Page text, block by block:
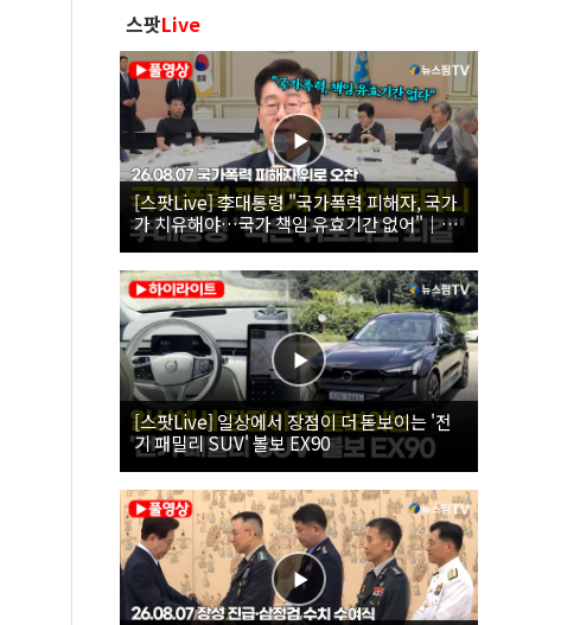
스팟Live
[스팟Live] 李대통령 "국가폭력 피해자, 국가
가 치유해야…국가 책임 유효기간 없어"｜
26.08.07 국가폭력 피해자 위로 오찬
[스팟Live] 일상에서 장점이 더 돋보이는 '전
기 패밀리 SUV' 볼보 EX90